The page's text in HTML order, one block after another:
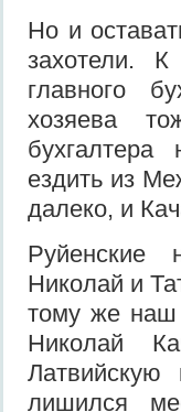
Но и
захотели.
главного
хозяева
ездить из
далеко, и
Руйенские
Николай и
тому же наш
Николай
Латвийскую
лишился